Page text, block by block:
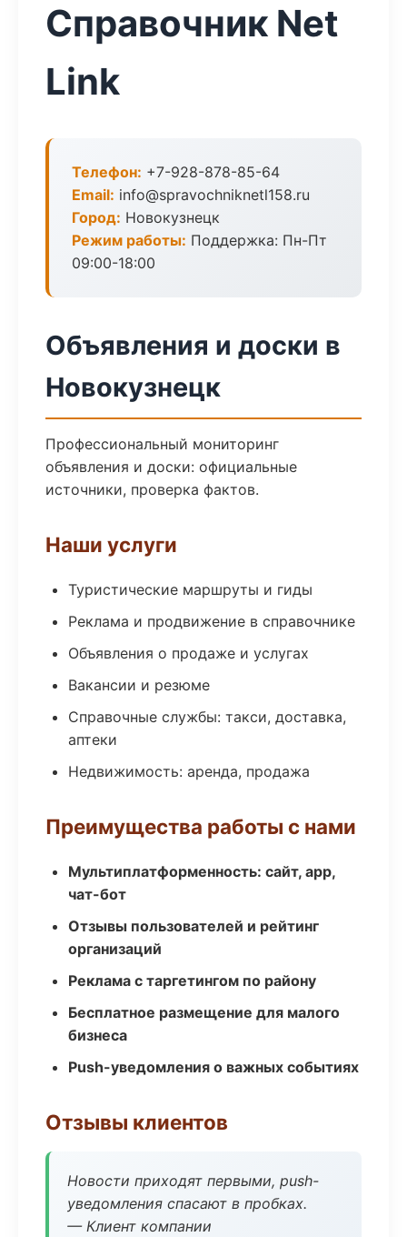
Справочник Net
Link
Телефон: +7-928-878-85-64
Email: info@spravochniknetl158.ru
Город: Новокузнецк
Режим работы: Поддержка: Пн-Пт
09:00-18:00
Объявления и доски в
Новокузнецк
Профессиональный мониторинг
объявления и доски: официальные
источники, проверка фактов.
Наши услуги
Туристические маршруты и гиды
Реклама и продвижение в справочнике
Объявления о продаже и услугах
Вакансии и резюме
Справочные службы: такси, доставка,
аптеки
Недвижимость: аренда, продажа
Преимущества работы с нами
Мультиплатформенность: сайт, app,
чат-бот
Отзывы пользователей и рейтинг
организаций
Реклама с таргетингом по району
Бесплатное размещение для малого
бизнеса
Push-уведомления о важных событиях
Отзывы клиентов
Новости приходят первыми, push-
уведомления спасают в пробках.
— Клиент компании